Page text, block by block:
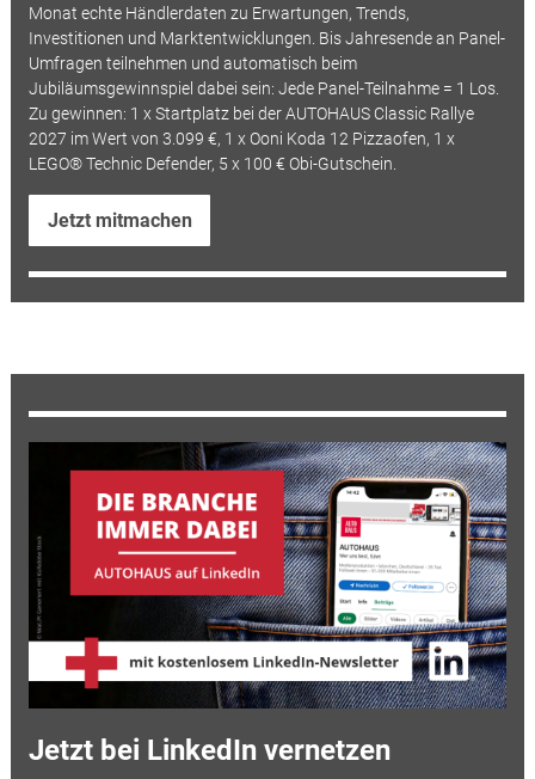
Monat echte Händlerdaten zu Erwartungen, Trends,
Investitionen und Marktentwicklungen. Bis Jahresende an Panel-
Umfragen teilnehmen und automatisch beim
Jubiläumsgewinnspiel dabei sein: Jede Panel-Teilnahme = 1 Los.
Zu gewinnen: 1 x Startplatz bei der AUTOHAUS Classic Rallye
2027 im Wert von 3.099 €, 1 x Ooni Koda 12 Pizzaofen, 1 x
LEGO® Technic Defender, 5 x 100 € Obi-Gutschein.
Jetzt mitmachen
Jetzt bei LinkedIn vernetzen